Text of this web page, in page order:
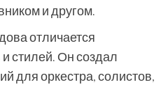
и другом.
отличается
стилей. Он создал
для оркестра, солистов,